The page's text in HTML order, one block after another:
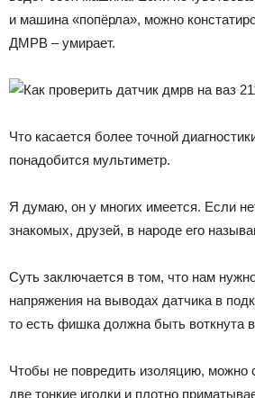
и машина «попёрла», можно
ДМРВ – умирает.
Что касается более точной
понадобится мультиметр.
Я думаю, он у многих имеется. Если
знакомых, друзей, в народе его
Суть заключается в том, что нам
напряжения на выводах датчика в
то есть фишка должна быть воткнута
Чтобы не повредить изоляцию, можно
две тонкие иголки и плотно